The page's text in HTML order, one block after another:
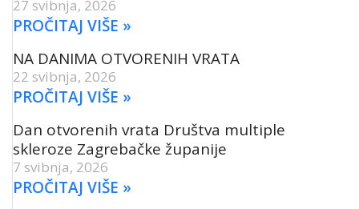
27 svibnja, 2026
PROČITAJ VIŠE »
NA DANIMA OTVORENIH VRATA
22 svibnja, 2026
PROČITAJ VIŠE »
Dan otvorenih vrata Društva multiple
skleroze Zagrebačke županije
7 svibnja, 2026
PROČITAJ VIŠE »